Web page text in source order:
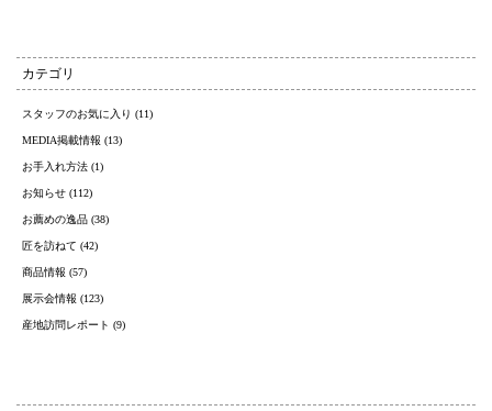
カテゴリ
スタッフのお気に入り (11)
MEDIA掲載情報 (13)
お手入れ方法 (1)
お知らせ (112)
お薦めの逸品 (38)
匠を訪ねて (42)
商品情報 (57)
展示会情報 (123)
産地訪問レポート (9)